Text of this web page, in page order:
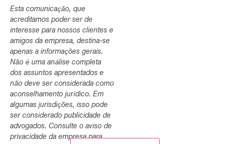
Esta comunicação, que
acreditamos poder ser de
interesse para nossos clientes e
amigos da empresa, destina-se
apenas a informações gerais.
Não é uma análise completa
dos assuntos apresentados e
não deve ser considerada como
aconselhamento jurídico. Em
algumas jurisdições, isso pode
ser considerado publicidade de
advogados. Consulte o aviso de
privacidade da empresa para